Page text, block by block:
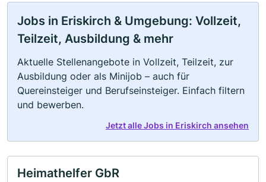
Jobs in Eriskirch & Umgebung: Vollzeit,
Teilzeit, Ausbildung & mehr
Aktuelle Stellenangebote in Vollzeit, Teilzeit, zur
Ausbildung oder als Minijob – auch für
Quereinsteiger und Berufseinsteiger. Einfach filtern
und bewerben.
Jetzt alle Jobs in Eriskirch ansehen
Heimathelfer GbR